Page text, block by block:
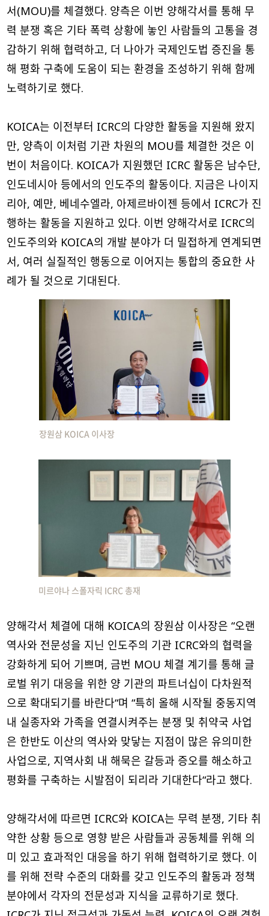
서(MOU)를 체결했다. 양측은 이번 양해각서를 통해 무
력 분쟁 혹은 기타 폭력 상황에 놓인 사람들의 고통을 경
감하기 위해 협력하고, 더 나아가 국제인도법 증진을 통
해 평화 구축에 도움이 되는 환경을 조성하기 위해 함께
노력하기로 했다.
KOICA는 이전부터 ICRC의 다양한 활동을 지원해 왔지
만, 양측이 이처럼 기관 차원의 MOU를 체결한 것은 이
번이 처음이다. KOICA가 지원했던 ICRC 활동은 남수단,
인도네시아 등에서의 인도주의 활동이다. 지금은 나이지
리아, 예만, 베네수엘라, 아제르바이젠 등에서 ICRC가 진
행하는 활동을 지원하고 있다. 이번 양해각서로 ICRC의
인도주의와 KOICA의 개발 분야가 더 밀접하게 연계되면
서, 여러 실질적인 행동으로 이어지는 통합의 중요한 사
례가 될 것으로 기대된다.
장원삼 KOICA 이사장
미르야나 스폴자릭 ICRC 총재
양해각서 체결에 대해 KOICA의 장원삼 이사장은 “오랜
역사와 전문성을 지닌 인도주의 기관 ICRC와의 협력을
강화하게 되어 기쁘며, 금번 MOU 체결 계기를 통해 글
로벌 위기 대응을 위한 양 기관의 파트너십이 다차원적
으로 확대되기를 바란다“며 “특히 올해 시작될 중동지역
내 실종자와 가족을 연결시켜주는 분쟁 및 취약국 사업
은 한반도 이산의 역사와 맞닿는 지점이 많은 유의미한
사업으로, 지역사회 내 해묵은 갈등과 증오를 해소하고
평화를 구축하는 시발점이 되리라 기대한다“라고 했다.
양해각서에 따르면 ICRC와 KOICA는 무력 분쟁, 기타 취
약한 상황 등으로 영향 받은 사람들과 공동체를 위해 의
미 있고 효과적인 대응을 하기 위해 협력하기로 했다. 이
를 위해 전략 수준의 대화를 갖고 인도주의 활동과 정책
분야에서 각자의 전문성과 지식을 교류하기로 했다.